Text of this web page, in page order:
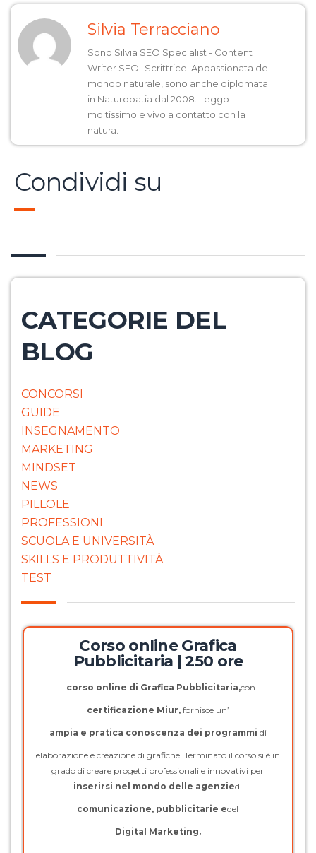
Silvia Terracciano
Sono Silvia SEO Specialist - Content
Writer SEO- Scrittrice. Appassionata del
mondo naturale, sono anche diplomata
in Naturopatia dal 2008. Leggo
moltissimo e vivo a contatto con la
natura.
Condividi su
CATEGORIE DEL
BLOG
CONCORSI
GUIDE
INSEGNAMENTO
MARKETING
MINDSET
NEWS
PILLOLE
PROFESSIONI
SCUOLA E UNIVERSITÀ
SKILLS E PRODUTTIVITÀ
TEST
Corso online Grafica
Pubblicitaria | 250 ore
Il corso online di Grafica Pubblicitaria,con
certificazione Miur,fornisce un’
ampia e pratica conoscenza dei programmi di
elaborazione e creazione di grafiche. Terminato il corso si è in
grado di creare progetti professionali e innovativi per
inserirsi nel mondo delle agenziedi
comunicazione, pubblicitarie edel
Digital Marketing.